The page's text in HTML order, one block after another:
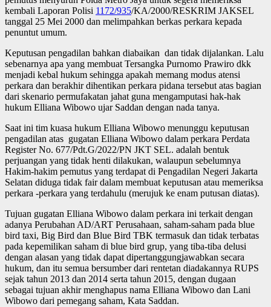
kembali Laporan Polisi 1172/935/KA/2000/RESKRIM JAKSEL
tanggal 25 Mei 2000 dan melimpahkan berkas perkara kepada
penuntut umum.
Keputusan pengadilan bahkan diabaikan dan tidak dijalankan. Lalu
sebenarnya apa yang membuat Tersangka Purnomo Prawiro dkk
menjadi kebal hukum sehingga apakah memang modus atensi
perkara dan berakhir dihentikan perkara pidana tersebut atas bagian
dari skenario permufakatan jahat guna mengamputasi hak-hak
hukum Elliana Wibowo ujar Saddan dengan nada tanya.
Saat ini tim kuasa hukum Elliana Wibowo menunggu keputusan
pengadilan atas gugatan Elliana Wibowo dalam perkara Perdata
Register No. 677/Pdt.G/2022/PN JKT SEL. adalah bentuk
perjuangan yang tidak henti dilakukan, walaupun sebelumnya
Hakim-hakim pemutus yang terdapat di Pengadilan Negeri Jakarta
Selatan diduga tidak fair dalam membuat keputusan atau memeriksa
perkara -perkara yang terdahulu (merujuk ke enam putusan diatas).
Tujuan gugatan Elliana Wibowo dalam perkara ini terkait dengan
adanya Perubahan AD/ART Perusahaan, saham-saham pada blue
bird taxi, Big Bird dan Blue Bird TBK termasuk dan tidak terbatas
pada kepemilikan saham di blue bird grup, yang tiba-tiba delusi
dengan alasan yang tidak dapat dipertanggungjawabkan secara
hukum, dan itu semua bersumber dari rentetan diadakannya RUPS
sejak tahun 2013 dan 2014 serta tahun 2015, dengan dugaan
sebagai tujuan akhir menghapus nama Elliana Wibowo dan Lani
Wibowo dari pemegang saham, Kata Saddan.